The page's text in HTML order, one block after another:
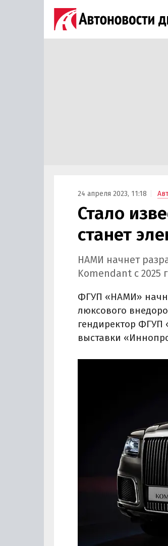
24 апреля 2023, 11:18
Стало
станет
НАМИ начнет
Komendant с 2025
ФГУП «НАМИ»
люксового
гендиректор
выставки